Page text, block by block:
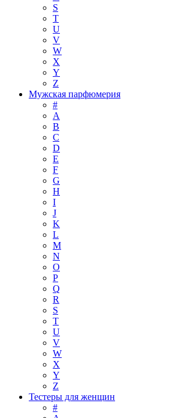
S
T
U
V
W
X
Y
Z
Мужская парфюмерия
#
A
B
C
D
E
F
G
H
I
J
K
L
M
N
O
P
Q
R
S
T
U
V
W
X
Y
Z
Тестеры для женщин
#